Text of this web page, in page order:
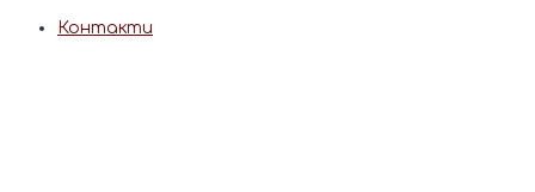
Контакти